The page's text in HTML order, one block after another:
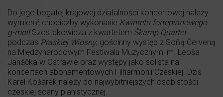
Do jego bogatej krajowej działalności koncertowej należy
wymienić chociażby wykonanie Kwintetu fortepianowego
g-mollSzostakowicza z kwartetem Škamp Quartet
podczas Praskiej Wiosny, gościnny występ z Soňą Červeną
na Międzynarodowym Festiwalu Muzycznym im. Leoša
Janáčka w Ostrawie oraz występy jako solista na
koncertach abonamentowych Filharmonii Czeskiej. Dziś
Karel Košárek należy do najwybitniejszych osobistości
czeskiej sceny pianistycznej.